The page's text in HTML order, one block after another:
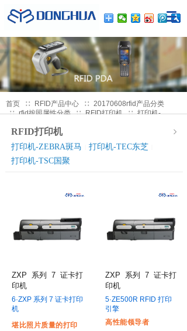
首页 ∷ RFID产品中心 ∷ 20170608rfid产品分类
∷ rfid按照属性分类 ∷ RFID打印机 ∷ 打印机-
RFID打印机
打印机-ZEBRA斑马 打印机-TEC东芝
打印机-TSC国聚
ZXP 系列 7 证卡打
印机
6·ZXP 系列 7 证卡打印
机
堪比照片质量的打印
ZXP 系列 7 证卡打
印机
5·ZE500R RFID 打印
引擎
高性能领导者